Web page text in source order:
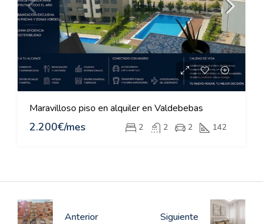
Maravilloso piso en alquiler en Valdebebas
2.200€/mes 2 2 2 142
Anterior Siguiente